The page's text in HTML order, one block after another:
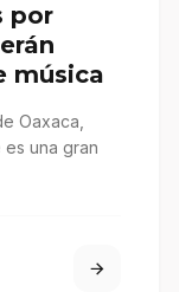
por
música
Oaxaca,
es una gran